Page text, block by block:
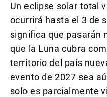
Un eclipse solar total
ocurrirá hasta el 3 de
significa que pasarán
que la Luna cubra
territorio del país
evento de 2027 sea
solo es parcialmente